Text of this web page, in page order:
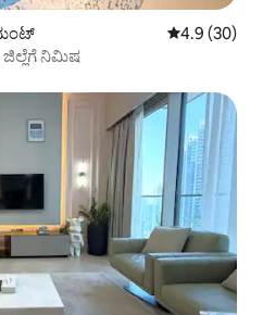
5 ರಲ್ಲಿ 4.9
4.9 (30)
ಜಿಲ್ಲೆಗೆ ನಿಮಿಷ